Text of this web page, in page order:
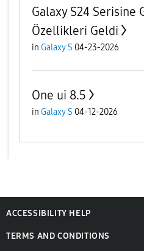
Galaxy S24 Serisine
Özellikleri Geldi
in Galaxy S 04-23-2026
One ui 8.5
in Galaxy S 04-12-2026
ACCESSIBILITY HELP
TERMS AND CONDITIONS